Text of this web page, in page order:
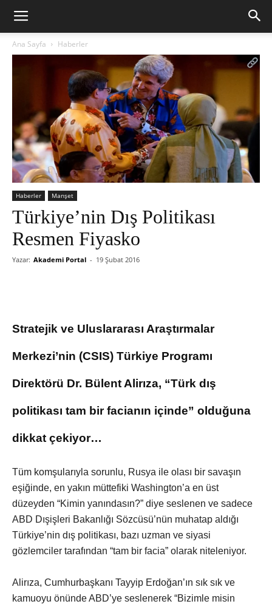
Ana Sayfa Haberler
Haberler Manşet
Türkiye’nin Dış Politikası
Resmen Fiyasko
Yazar: Akademi Portal - 19 Şubat 2016
Stratejik ve Uluslararası Araştırmalar
Merkezi’nin (CSIS) Türkiye Programı
Direktörü Dr. Bülent Alirıza, “Türk dış
politikası tam bir facianın içinde” olduğuna
dikkat çekiyor…
Tüm komşularıyla sorunlu, Rusya ile olası bir savaşın
eşiğinde, en yakın müttefiki Washington’a en üst
düzeyden “Kimin yanındasın?” diye seslenen ve sadece
ABD Dışişleri Bakanlığı Sözcüsü’nün muhatap aldığı
Türkiye’nin dış politikası, bazı uzman ve siyasi
gözlemciler tarafından “tam bir facia” olarak niteleniyor.
Alirıza, Cumhurbaşkanı Tayyip Erdoğan’ın sık sık ve
kamuoyu önünde ABD’ye seslenerek “Bizimle misin